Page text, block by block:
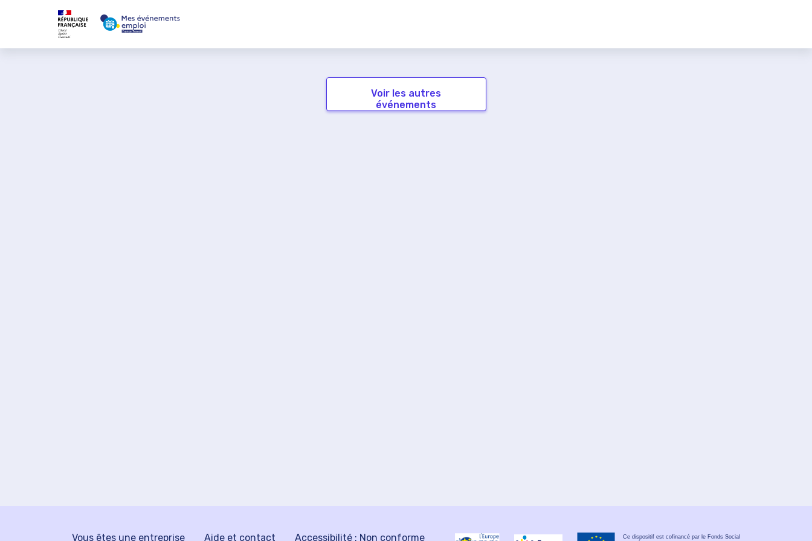
Voir les autres
événements
Vous êtes une entreprise Aide et contact Accessibilité : Non conforme
Ce dispositif est cofinancé par le Fonds Social